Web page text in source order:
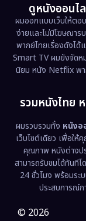
Emotional
Epic มหากาพ
Erotic
Family ครอบ
Fantasy จินต
Fiction
Film
Gothic
ดูหนังออนไ
ผมออกแบบเว็บให้ตอ
ง่ายและไม่มีโฆษณา
พากย์ไทยเรื่องดังไ
Smart TV ผมยังจัดห
นิยม หนัง Netflix พา
รวมหนังไทย
ผมรวบรวมทั้ง หนังอ
เว็บไซต์เดียว เพื่อให้
คุณภาพ หนังต่างป
สามารถรับชมได้ทันที
24 ชั่วโมง พร้อมระ
ประสบการณ์ก
© 2026